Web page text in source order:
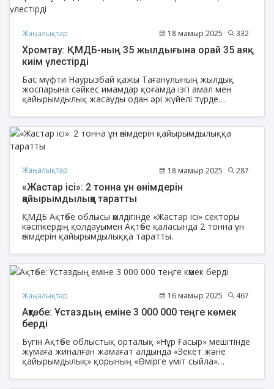
Жаңалықтар 18 мамыр 2025 332
Хромтау: ҚМДБ-ның 35 жылдығына орай 35 аяқ
киім үлестірді
Бас мүфти Наурызбай қажы Тағанұлының жылдық
жоспарына сәйкес имамдар қоғамда ізгі амал мен
қайырымдылық жасауды одан әрі жүйелі түрде
Жаңалықтар 18 мамыр 2025 287
«Жастар ісі»: 2 тонна ұн өнімдерін
қайырымдылыққа таратты
ҚМДБ Ақтөбе облысы өкілдігінде «Жастар ісі» секторы
кәсіпкердің қолдауымен Ақтөбе қаласында 2 тонна ұн
өнімдерін қайырымдылыққа таратты.
Жаңалықтар 16 мамыр 2025 467
Ақтөбе: Ұстаздың еміне 3 000 000 теңге көмек
берді
Бүгін Ақтөбе облыстық орталық «Нұр Ғасыр» мешітінде
жұмаға жиналған жамағат алдында «Зекет және
қайырымдылық» қорының «Өмірге үміт сыйла»
ұстазы Қайрат Дәрмеовтың еміне 3 000 000 теңге